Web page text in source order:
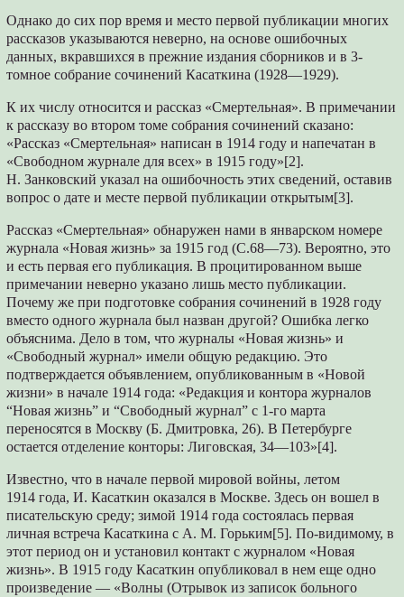
Однако до сих пор время и место первой публикации многих
рассказов указываются неверно, на основе ошибочных
данных, вкравшихся в прежние издания сборников и в 3-
томное собрание сочинений Касаткина (1928—1929).
К их числу относится и рассказ «Смертельная». В примечании
к рассказу во втором томе собрания сочинений сказано:
«Рассказ «Смертельная» написан в 1914 году и напечатан в
«Свободном журнале для всех» в 1915 году»[2].
Н. Занковский указал на ошибочность этих сведений, оставив
вопрос о дате и месте первой публикации открытым[3].
Рассказ «Смертельная» обнаружен нами в январском номере
журнала «Новая жизнь» за 1915 год (С.68—73). Вероятно, это
и есть первая его публикация. В процитированном выше
примечании неверно указано лишь место публикации.
Почему же при подготовке собрания сочинений в 1928 году
вместо одного журнала был назван другой? Ошибка легко
объяснима. Дело в том, что журналы «Новая жизнь» и
«Свободный журнал» имели общую редакцию. Это
подтверждается объявлением, опубликованным в «Новой
жизни» в начале 1914 года: «Редакция и контора журналов
“Новая жизнь” и “Свободный журнал” с 1-го марта
переносятся в Москву (Б. Дмитровка, 26). В Петербурге
остается отделение конторы: Лиговская, 34—103»[4].
Известно, что в начале первой мировой войны, летом
1914 года, И. Касаткин оказался в Москве. Здесь он вошел в
писательскую среду; зимой 1914 года состоялась первая
личная встреча Касаткина с А. М. Горьким[5]. По-видимому, в
этот период он и установил контакт с журналом «Новая
жизнь». В 1915 году Касаткин опубликовал в нем еще одно
произведение — «Волны (Отрывок из записок больного